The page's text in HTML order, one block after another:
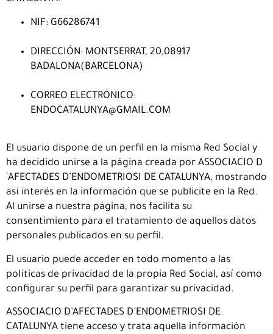
NIF: G66286741
DIRECCIÓN: MONTSERRAT, 20,08917
BADALONA(BARCELONA)
CORREO ELECTRÓNICO:
ENDOCATALUNYA@GMAIL.COM
El usuario dispone de un perfil en la misma Red Social y
ha decidido unirse a la página creada por ASSOCIACIO D
´AFECTADES D’ENDOMETRIOSI DE CATALUNYA, mostrando
así interés en la información que se publicite en la Red.
Al unirse a nuestra página, nos facilita su
consentimiento para el tratamiento de aquellos datos
personales publicados en su perfil.
El usuario puede acceder en todo momento a las
políticas de privacidad de la propia Red Social, así como
configurar su perfil para garantizar su privacidad.
ASSOCIACIO D’AFECTADES D’ENDOMETRIOSI DE
CATALUNYA tiene acceso y trata aquella información